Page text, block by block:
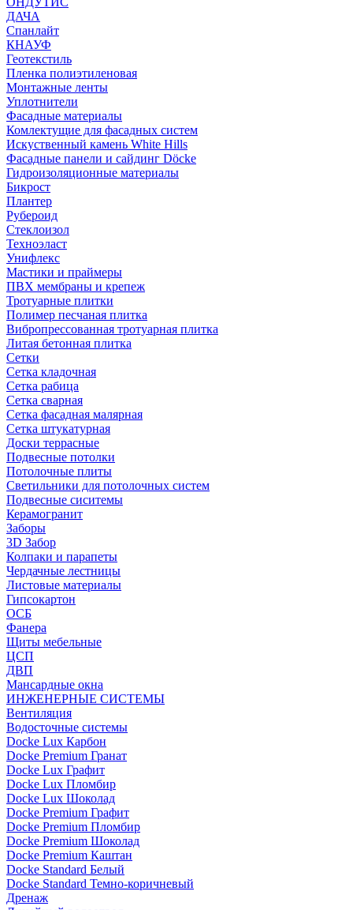
ДАЧА
Спанлайт
КНАУФ
Геотекстиль
Пленка полиэтиленовая
Монтажные ленты
Уплотнители
Фасадные материалы
Комлектущие для фасадных систем
Искуственный камень White Hills
Фасадные панели и сайдинг Döcke
Гидроизоляционные материалы
Бикрост
Плантер
Рубероид
Стеклоизол
Техноэласт
Унифлекс
Мастики и праймеры
ПВХ мембраны и крепеж
Тротуарные плитки
Полимер песчаная плитка
Вибропрессованная тротуарная плитка
Литая бетонная плитка
Сетки
Сетка кладочная
Сетка рабица
Сетка сварная
Сетка фасадная малярная
Сетка штукатурная
Доски террасные
Подвесные потолки
Потолочные плиты
Светильники для потолочных систем
Подвесные сиситемы
Керамогранит
Заборы
3D Забор
Колпаки и парапеты
Чердачные лестницы
Листовые материалы
Гипсокартон
ОСБ
Фанера
Щиты мебельные
ЦСП
ДВП
Мансардные окна
ИНЖЕНЕРНЫЕ СИСТЕМЫ
Вентиляция
Водосточные системы
Docke Lux Карбон
Docke Premium Гранат
Docke Lux Графит
Docke Lux Пломбир
Docke Lux Шоколад
Docke Premium Графит
Docke Premium Пломбир
Docke Premium Шоколад
Docke Premium Каштан
Docke Standard Белый
Docke Standard Темно-коричневый
Дренаж